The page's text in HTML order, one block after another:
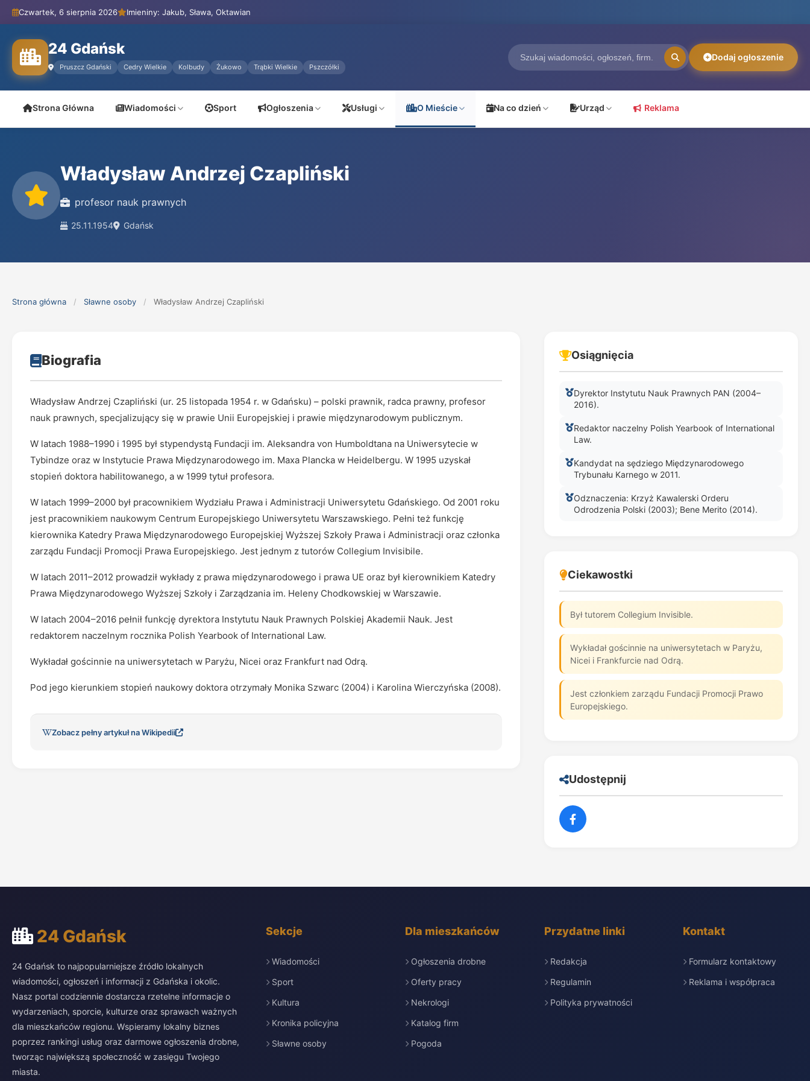
Czwartek, 6 sierpnia 2026 Imieniny: Jakub, Sława, Oktawian
24 Gdańsk
Pruszcz Gdański Cedry Wielkie Kolbudy Żukowo Trąbki Wielkie Pszczółki
Dodaj ogłoszenie
Strona Główna Wiadomości Sport Ogłoszenia Usługi O Mieście Na co dzień Urząd Reklama
Władysław Andrzej Czapliński
profesor nauk prawnych
25.11.1954 Gdańsk
Strona główna / Sławne osoby / Władysław Andrzej Czapliński
Biografia
Władysław Andrzej Czapliński (ur. 25 listopada 1954 r. w Gdańsku) – polski prawnik, radca prawny, profesor
nauk prawnych, specjalizujący się w prawie Unii Europejskiej i prawie międzynarodowym publicznym.
W latach 1988–1990 i 1995 był stypendystą Fundacji im. Aleksandra von Humboldtana na Uniwersytecie w
Tybindze oraz w Instytucie Prawa Międzynarodowego im. Maxa Plancka w Heidelbergu. W 1995 uzyskał
stopień doktora habilitowanego, a w 1999 tytuł profesora.
W latach 1999–2000 był pracownikiem Wydziału Prawa i Administracji Uniwersytetu Gdańskiego. Od 2001 roku
jest pracownikiem naukowym Centrum Europejskiego Uniwersytetu Warszawskiego. Pełni też funkcję
kierownika Katedry Prawa Międzynarodowego Europejskiej Wyższej Szkoły Prawa i Administracji oraz członka
zarządu Fundacji Promocji Prawa Europejskiego. Jest jednym z tutorów Collegium Invisibile.
W latach 2011–2012 prowadził wykłady z prawa międzynarodowego i prawa UE oraz był kierownikiem Katedry
Prawa Międzynarodowego Wyższej Szkoły i Zarządzania im. Heleny Chodkowskiej w Warszawie.
W latach 2004–2016 pełnił funkcję dyrektora Instytutu Nauk Prawnych Polskiej Akademii Nauk. Jest
redaktorem naczelnym rocznika Polish Yearbook of International Law.
Wykładał gościnnie na uniwersytetach w Paryżu, Nicei oraz Frankfurt nad Odrą.
Pod jego kierunkiem stopień naukowy doktora otrzymały Monika Szwarc (2004) i Karolina Wierczyńska (2008).
Zobacz pełny artykuł na Wikipedii
Osiągnięcia
Dyrektor Instytutu Nauk Prawnych PAN (2004–
2016).
Redaktor naczelny Polish Yearbook of International
Law.
Kandydat na sędziego Międzynarodowego
Trybunału Karnego w 2011.
Odznaczenia: Krzyż Kawalerski Orderu
Odrodzenia Polski (2003); Bene Merito (2014).
Ciekawostki
Był tutorem Collegium Invisible.
Wykładał gościnnie na uniwersytetach w Paryżu,
Nicei i Frankfurcie nad Odrą.
Jest członkiem zarządu Fundacji Promocji Prawo
Europejskiego.
Udostępnij
24 Gdańsk
24 Gdańsk to najpopularniejsze źródło lokalnych
wiadomości, ogłoszeń i informacji z Gdańska i okolic.
Nasz portal codziennie dostarcza rzetelne informacje o
wydarzeniach, sporcie, kulturze oraz sprawach ważnych
dla mieszkańców regionu. Wspieramy lokalny biznes
poprzez rankingi usług oraz darmowe ogłoszenia drobne,
tworząc największą społeczność w zasięgu Twojego
miasta.
Sekcje
Wiadomości
Sport
Kultura
Kronika policyjna
Sławne osoby
Dla mieszkańców
Ogłoszenia drobne
Oferty pracy
Nekrologi
Katalog firm
Pogoda
Przydatne linki
Redakcja
Regulamin
Polityka prywatności
Kontakt
Formularz kontaktowy
Reklama i współpraca